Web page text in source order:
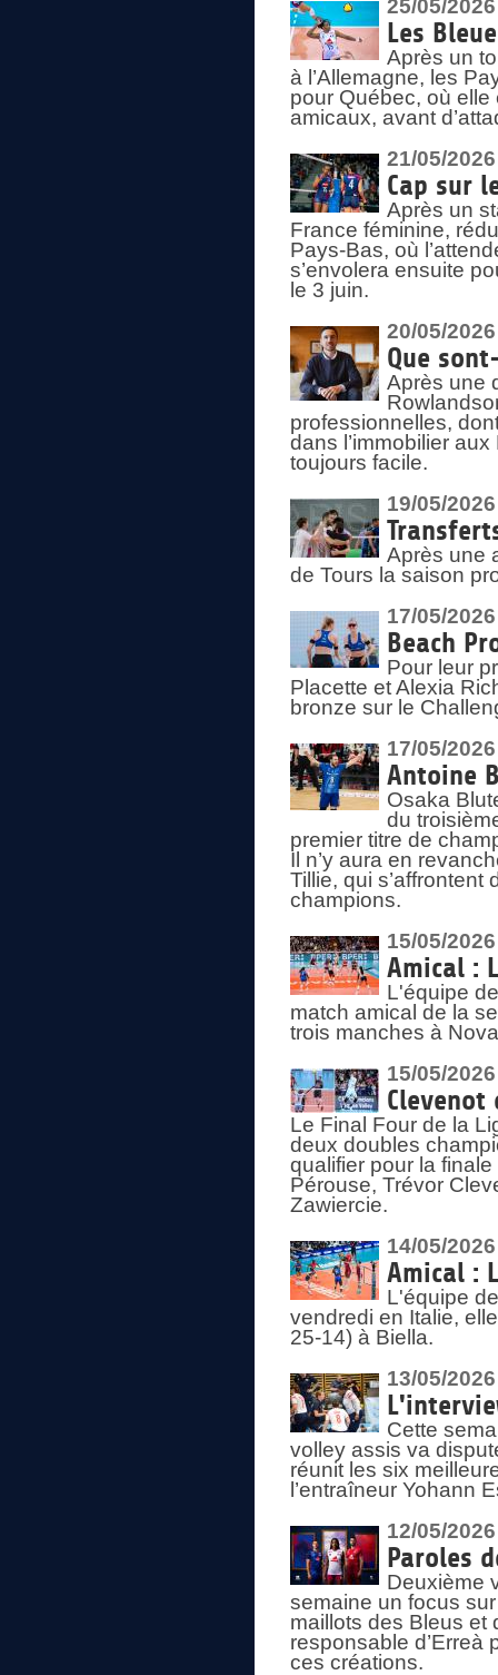
25/05/2026
Les
Après un
à l’Allemagne, les
pour Québec, où
amicaux, avant
21/05/2026
Cap sur
Après un
France féminine,
Pays-Bas, où
s’envolera ensuite
le 3 juin.
20/05/2026
Que
Après une
professionnelles,
dans l’immobilier
toujours facile.
19/05/2026
Après une
de Tours la saison
17/05/2026
Beach
Pour leur
Placette et Alexia
bronze sur le
17/05/2026
Antoine
Osaka
du
premier titre de
Il n’y aura en
Tillie, qui
champions.
15/05/2026
Amical :
L'équipe
match amical de la
trois manches à
15/05/2026
Le Final Four de la
deux doubles
qualifier pour la
Pérouse, Trévor
Zawiercie.
14/05/2026
Amical :
L'équipe
vendredi en Italie,
25-14) à Biella.
13/05/2026
Cette
volley assis va
réunit les six
l’entraîneur Yohann
12/05/2026
Paroles
Deuxième
semaine un focus
maillots des Bleus et
responsable d’Erreà
ces créations.